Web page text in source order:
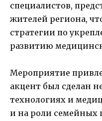
специалистов,
жителей региона,
стратегии по
развитию
Мероприятие
акцент был сделан
технологиях и
и на роли семейных